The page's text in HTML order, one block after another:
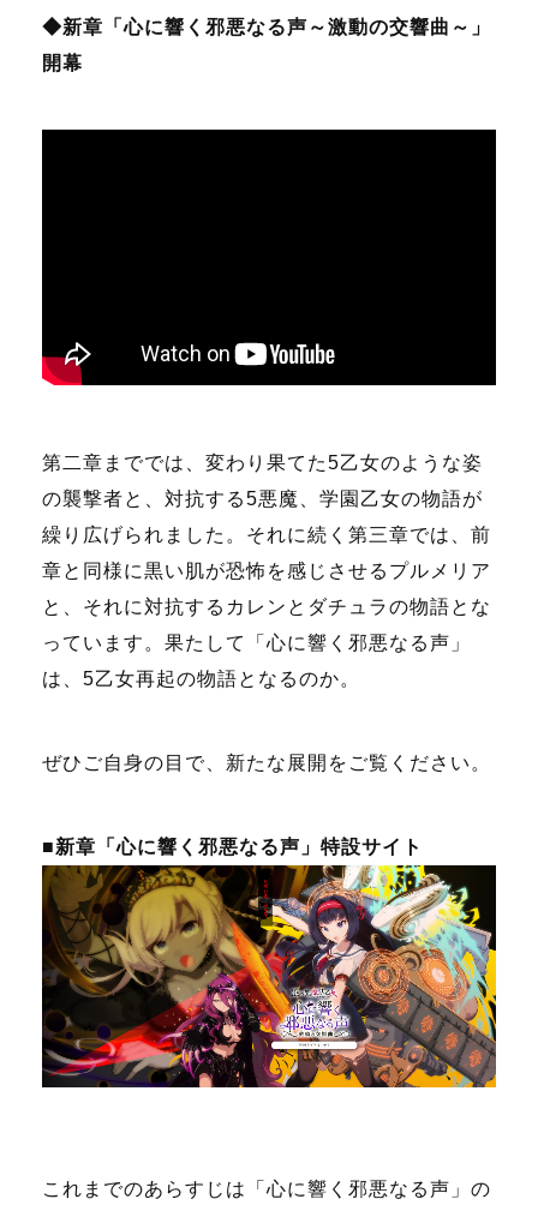
◆新章「心に響く邪悪なる声～激動の交響曲～」
開幕
第二章まででは、変わり果てた5乙女のような姿
の襲撃者と、対抗する5悪魔、学園乙女の物語が
繰り広げられました。それに続く第三章では、前
章と同様に黒い肌が恐怖を感じさせるプルメリア
と、それに対抗するカレンとダチュラの物語とな
っています。果たして「心に響く邪悪なる声」
は、5乙女再起の物語となるのか。
ぜひご自身の目で、新たな展開をご覧ください。
■新章「心に響く邪悪なる声」特設サイト
これまでのあらすじは「心に響く邪悪なる声」の